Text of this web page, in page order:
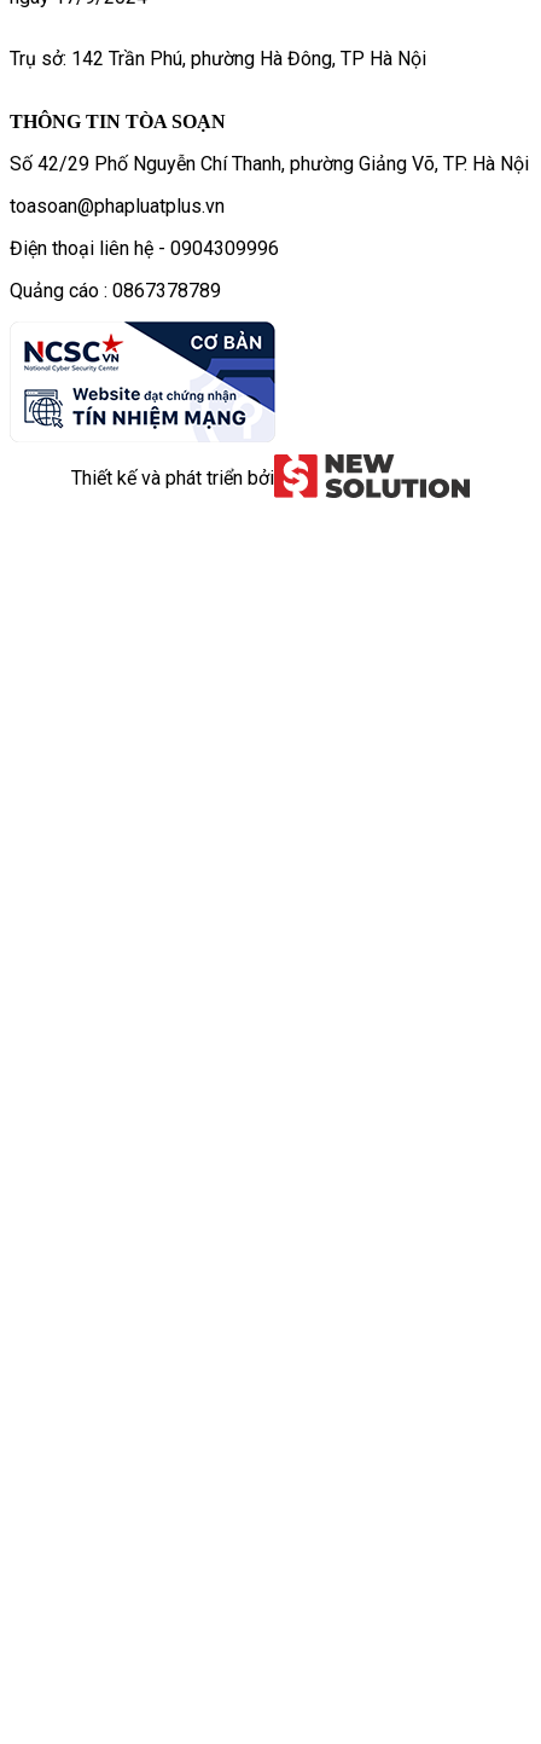
Trụ sở: 142 Trần Phú, phường Hà Đông, TP Hà Nội
THÔNG TIN TÒA SOẠN
Số 42/29 Phố Nguyễn Chí Thanh, phường Giảng Võ, TP. Hà Nội
toasoan@phapluatplus.vn
Điện thoại liên hệ - 0904309996
Quảng cáo : 0867378789
Thiết kế và phát triển bởi